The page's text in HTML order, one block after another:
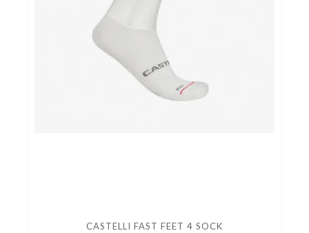
CASTELLI FAST FEET 4 SOCK